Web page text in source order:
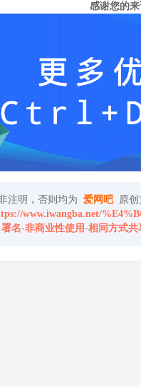
感谢您的
注明，否则均为 爱网吧
原创
www.iwangba.net/
署名-非商业性使用-相同方式